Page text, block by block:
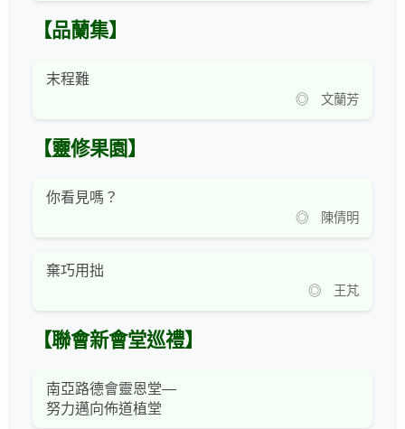
【品蘭集】
末程難
◎ 文蘭芳
【靈修果園】
你看見嗎？
◎ 陳倩明
棄巧用拙
◎ 王芃
【聯會新會堂巡禮】
南亞路德會靈恩堂—
努力邁向佈道植堂